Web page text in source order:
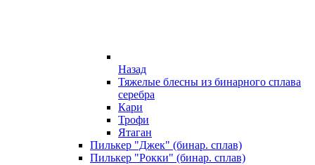
Назад
Тяжелые блесны из бинарного сплава
серебра
Кари
Трофи
Ятаган
Пилькер "Джек" (бинар. сплав)
Пилькер "Рокки" (бинар. сплав)